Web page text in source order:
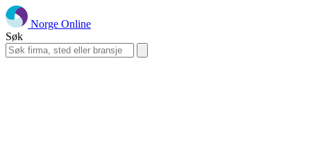
Norge Online
Søk